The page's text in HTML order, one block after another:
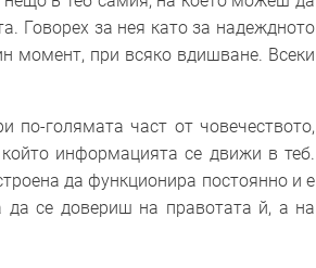
Говорех за нея като за надеждното
момент, при всяко вдишване. Всеки
голямата част от човечеството,
информацията се движи в теб.
да функционира постоянно и е
се довериш на правотата й, а на